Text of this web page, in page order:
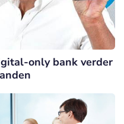
only bank verder